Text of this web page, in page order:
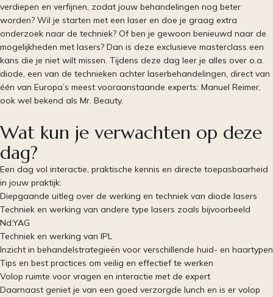
verdiepen en verfijnen, zodat jouw behandelingen nog beter
worden? Wil je starten met een laser en doe je graag extra
onderzoek naar de techniek? Of ben je gewoon benieuwd naar de
mogelijkheden met lasers? Dan is deze exclusieve masterclass een
kans die je niet wilt missen. Tijdens deze dag leer je alles over o.a.
diode, een van de technieken achter laserbehandelingen, direct van
één van Europa’s meest vooraanstaande experts: Manuel Reimer,
ook wel bekend als Mr. Beauty.
Wat kun je verwachten op deze
dag?
Een dag vol interactie, praktische kennis en directe toepasbaarheid
in jouw praktijk:
Diepgaande uitleg over de werking en techniek van diode lasers
Techniek en werking van andere type lasers zoals bijvoorbeeld
Nd:YAG
Techniek en werking van IPL
Inzicht in behandelstrategieën voor verschillende huid- en haartypen
Tips en best practices om veilig en effectief te werken
Volop ruimte voor vragen en interactie met de expert
Daarnaast geniet je van een goed verzorgde lunch en is er volop